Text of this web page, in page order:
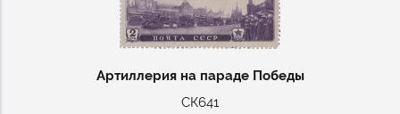
Артиллерия на параде Победы
СК641